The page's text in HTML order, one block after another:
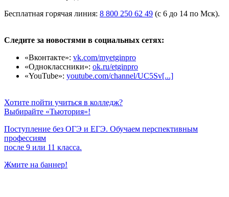
Бесплатная горячая линия: 8 800 250 62 49 (с 6 до 14 по Мск).
Следите за новостями в социальных сетях:
«Вконтакте»: vk.com/myetginpro
«Одноклассники»: ok.ru/etginpro
«YouTube»: youtube.com/channel/UC5Sv[...]
Хотите пойти учиться в колледж?
Выбирайте «Тьютория»!
Поступление без ОГЭ и ЕГЭ. Обучаем перспективным
профессиям
после 9 или 11 класса.
Жмите на баннер!